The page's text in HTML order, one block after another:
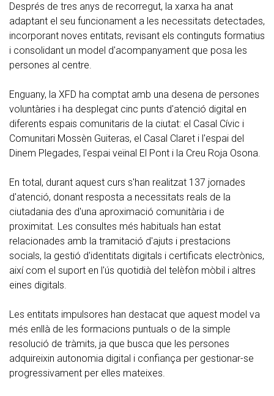
Després de tres anys de recorregut, la xarxa ha anat
adaptant el seu funcionament a les necessitats detectades,
incorporant noves entitats, revisant els continguts formatius
i consolidant un model d'acompanyament que posa les
persones al centre.
Enguany, la XFD ha comptat amb una desena de persones
voluntàries i ha desplegat cinc punts d'atenció digital en
diferents espais comunitaris de la ciutat: el Casal Cívic i
Comunitari Mossèn Guiteras, el Casal Claret i l'espai del
Dinem Plegades, l'espai veïnal El Pont i la Creu Roja Osona.
En total, durant aquest curs s'han realitzat 137 jornades
d'atenció, donant resposta a necessitats reals de la
ciutadania des d'una aproximació comunitària i de
proximitat. Les consultes més habituals han estat
relacionades amb la tramitació d'ajuts i prestacions
socials, la gestió d'identitats digitals i certificats electrònics,
així com el suport en l'ús quotidià del telèfon mòbil i altres
eines digitals.
Les entitats impulsores han destacat que aquest model va
més enllà de les formacions puntuals o de la simple
resolució de tràmits, ja que busca que les persones
adquireixin autonomia digital i confiança per gestionar-se
progressivament per elles mateixes.